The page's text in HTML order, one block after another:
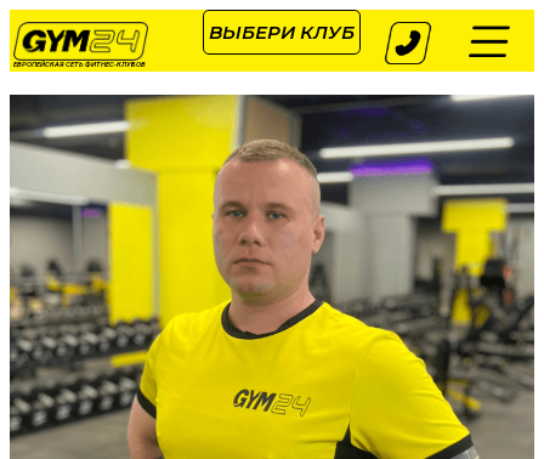
ЕВРОПЕЙСКАЯ СЕТЬ ФИТНЕС-КЛУБОВ
ВЫБЕРИ КЛУБ